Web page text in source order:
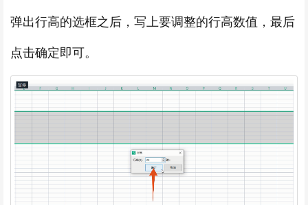
弹出行高的选框之后，写上要调整的行高数值，最后
点击确定即可。